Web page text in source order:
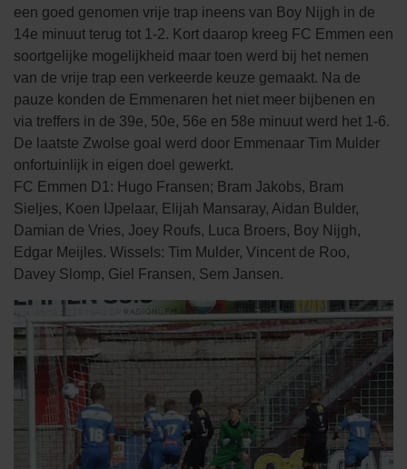
een goed genomen vrije trap ineens van Boy Nijgh in de
14e minuut terug tot 1-2. Kort daarop kreeg FC Emmen een
soortgelijke mogelijkheid maar toen werd bij het nemen
van de vrije trap een verkeerde keuze gemaakt. Na de
pauze konden de Emmenaren het niet meer bijbenen en
via treffers in de 39e, 50e, 56e en 58e minuut werd het 1-6.
De laatste Zwolse goal werd door Emmenaar Tim Mulder
onfortuinlijk in eigen doel gewerkt.
FC Emmen D1: Hugo Fransen; Bram Jakobs, Bram
Sieljes, Koen IJpelaar, Elijah Mansaray, Aidan Bulder,
Damian de Vries, Joey Roufs, Luca Broers, Boy Nijgh,
Edgar Meijles. Wissels: Tim Mulder, Vincent de Roo,
Davey Slomp, Giel Fransen, Sem Jansen.